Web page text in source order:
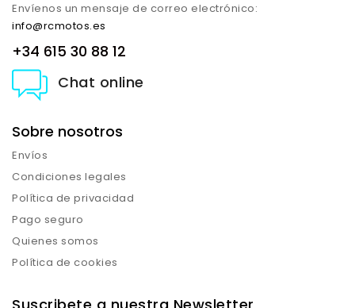
Envíenos un mensaje de correo electrónico:
info@rcmotos.es
+34 615 30 88 12
Chat online
Sobre nosotros
Envíos
Condiciones legales
Política de privacidad
Pago seguro
Quienes somos
Política de cookies